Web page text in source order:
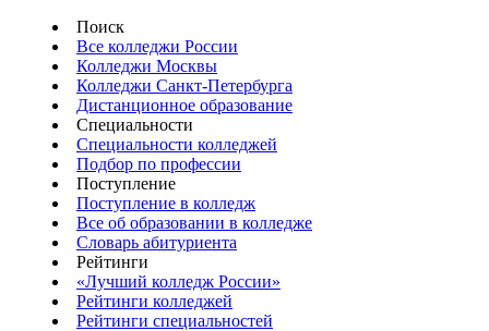
Поиск
Все колледжи России
Колледжи Москвы
Колледжи Санкт-Петербурга
Дистанционное образование
Специальности
Специальности колледжей
Подбор по профессии
Поступление
Поступление в колледж
Все об образовании в колледже
Словарь абитуриента
Рейтинги
«Лучший колледж России»
Рейтинги колледжей
Рейтинги специальностей